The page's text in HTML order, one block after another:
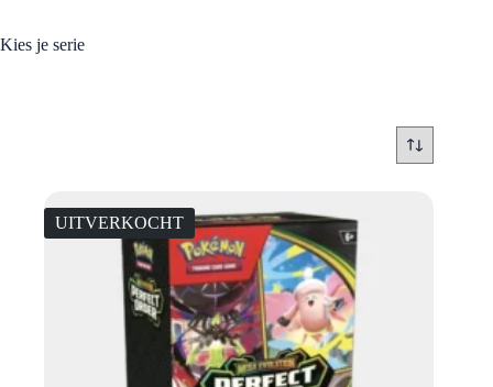
UITVERKOCHT
Kies je serie